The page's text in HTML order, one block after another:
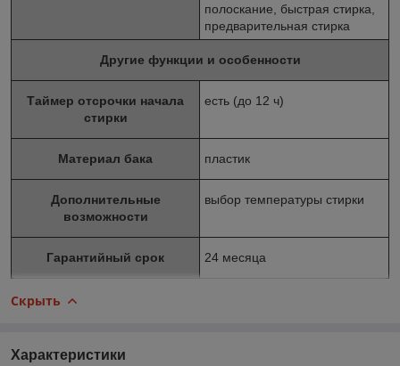
полоскание, быстрая стирка,
предварительная стирка
Другие функции и особенности
Таймер отсрочки начала
стирки
есть (до 12 ч)
Материал бака пластик
Дополнительные
возможности
выбор температуры стирки
Гарантийный срок 24 месяца
Скрыть
Характеристики